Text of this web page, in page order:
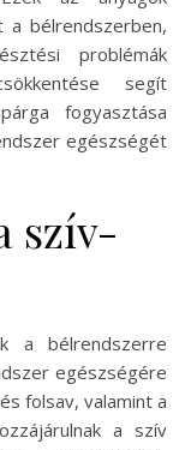
a bélrendszerben,
problémák
segít
fogyasztása
egészségét
szív-
a bélrendszerre
egészségére
folsav, valamint a
a szív